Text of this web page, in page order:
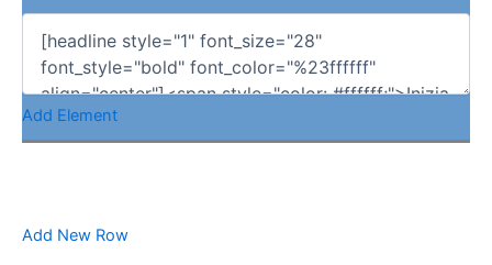
Add Element
Add New Row